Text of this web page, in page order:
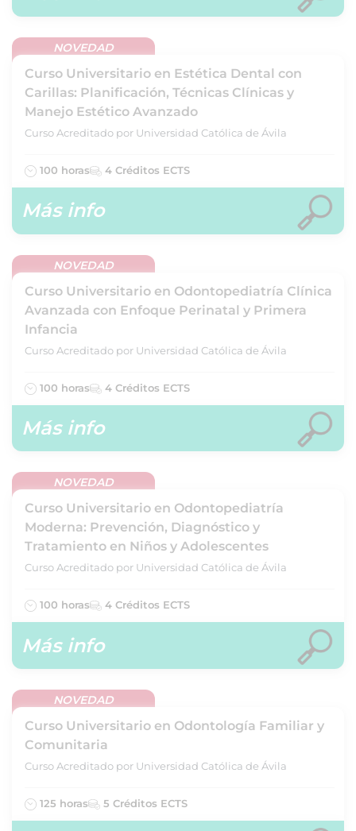
NOVEDAD
Curso Universitario en Estética Dental con
Carillas: Planificación, Técnicas Clínicas y
Manejo Estético Avanzado
Curso Acreditado por Universidad Católica de Ávila
100 horas 4 Créditos ECTS
Más info
NOVEDAD
Curso Universitario en Odontopediatría Clínica
Avanzada con Enfoque Perinatal y Primera
Infancia
Curso Acreditado por Universidad Católica de Ávila
100 horas 4 Créditos ECTS
Más info
NOVEDAD
Curso Universitario en Odontopediatría
Moderna: Prevención, Diagnóstico y
Tratamiento en Niños y Adolescentes
Curso Acreditado por Universidad Católica de Ávila
100 horas 4 Créditos ECTS
Más info
NOVEDAD
Curso Universitario en Odontología Familiar y
Comunitaria
Curso Acreditado por Universidad Católica de Ávila
125 horas 5 Créditos ECTS